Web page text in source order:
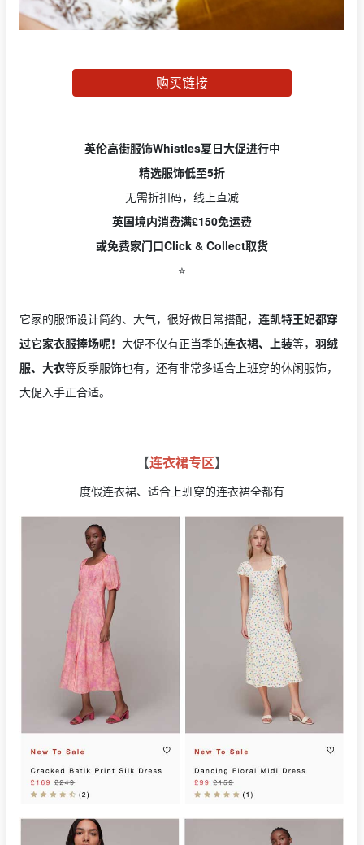
购买链接
英伦高街服饰Whistles夏日大促进行中
精选服饰低至5折
无需折扣码，线上直减
英国境内消费满£150免运费
或免费家门口Click & Collect取货
⭐️
它家的服饰设计简约、大气，很好做日常搭配， 连凯特王妃都穿
过它家衣服捧场呢！ 大促不仅有正当季的连衣裙、上装等， 羽绒
服、大衣等反季服饰也有，还有非常多适合上班穿的休闲服饰，
大促入手正合适。
【连衣裙专区】
度假连衣裙、适合上班穿的连衣裙全都有